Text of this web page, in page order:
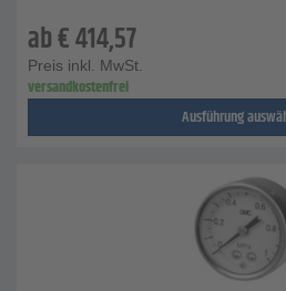
ab€414,57
Preis inkl. MwSt.
versandkostenfrei
Ausführung